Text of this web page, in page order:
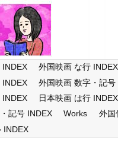
外国映画 な行 INDEX
外国映画 数字・記号
INDEX 日本映画 は行 INDEX
記号 INDEX Works
外国
INDEX